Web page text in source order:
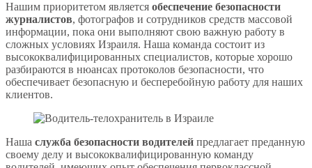
Нашим приоритетом является обеспечение безопасности
журналистов, фотографов и сотрудников средств массовой
информации, пока они выполняют свою важную работу в
сложных условиях Израиля. Наша команда состоит из
высококвалифицированных специалистов, которые хорошо
разбираются в нюансах протоколов безопасности, что
обеспечивает безопасную и бесперебойную работу для наших
клиентов.
Наша служба безопасности водителей предлагает преданную
своему делу и высококвалифицированную команду